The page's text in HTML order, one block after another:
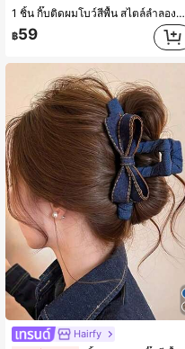
4.88 934 ผู้ติดตาม
4.88 934 ผู้ติดตาม
1 ชิ้น กิ๊บติดผมโบว์สีพื้น สไตล์ลำลองหรูหรา ผ้าโพลีเอสเตอร์ โบว์เดนิมสองชั้นพร้อมตัวอักษร กิ๊บหนีบผมขนาดใหญ่ เหมาะสำหรับการจับคู่และสวมใส่ในชีวิตประจำวันทุกฤดูกาล
฿59
Hairfy